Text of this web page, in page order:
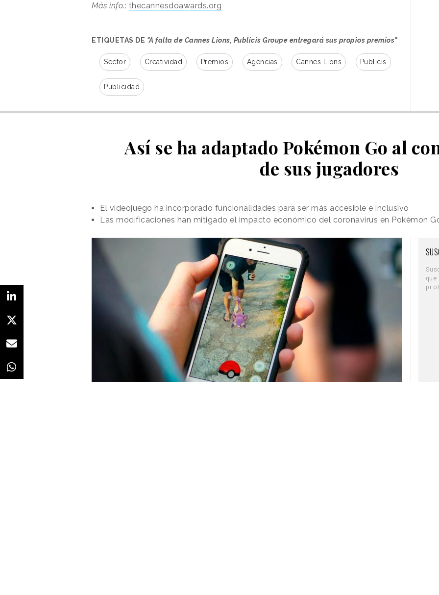
Más info.: thecannesdoawards.org
ETIQUETAS DE "A falta de Cannes Lions, Publicis Groupe entregará sus propios premios"
Sector Creatividad Premios Agencias Cannes Lions Publicis
Publicidad
Así se ha adaptado Pokémon Go al
de sus jugadores
El videojuego ha incorporado funcionalidades para ser más accesible e inclusivo
Las modificaciones han mitigado el impacto económico del coronavirus en Pokémon